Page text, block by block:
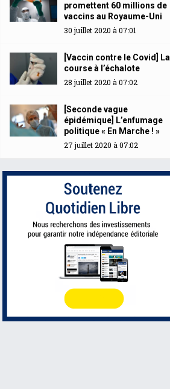
promettent 60 millions de
vaccins au Royaume-Uni
30 juillet 2020 à 07:01
[Vaccin contre le Covid] La
course à l’échalote
28 juillet 2020 à 07:02
[Seconde vague
épidémique] L’enfumage
politique « En Marche ! »
27 juillet 2020 à 07:02